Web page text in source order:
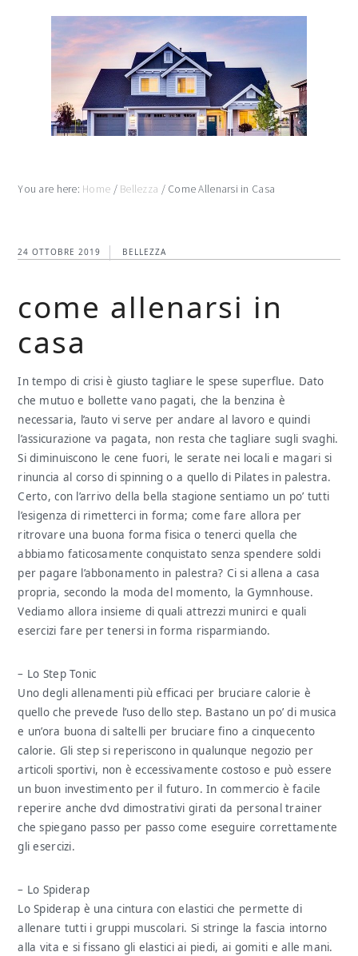
You are here: Home / Bellezza /Come Allenarsi in Casa
24 OTTOBRE 2019 BELLEZZA
come allenarsi in
casa
In tempo di crisi è giusto tagliare le spese superflue. Dato
che mutuo e bollette vano pagati, che la benzina è
necessaria, l’auto vi serve per andare al lavoro e quindi
l’assicurazione va pagata, non resta che tagliare sugli svaghi.
Si diminuiscono le cene fuori, le serate nei locali e magari si
rinuncia al corso di spinning o a quello di Pilates in palestra.
Certo, con l’arrivo della bella stagione sentiamo un po’ tutti
l’esigenza di rimetterci in forma; come fare allora per
ritrovare una buona forma fisica o tenerci quella che
abbiamo faticosamente conquistato senza spendere soldi
per pagare l’abbonamento in palestra? Ci si allena a casa
propria, secondo la moda del momento, la Gymnhouse.
Vediamo allora insieme di quali attrezzi munirci e quali
esercizi fare per tenersi in forma risparmiando.
– Lo Step Tonic
Uno degli allenamenti più efficaci per bruciare calorie è
quello che prevede l’uso dello step. Bastano un po’ di musica
e un’ora buona di saltelli per bruciare fino a cinquecento
calorie. Gli step si reperiscono in qualunque negozio per
articoli sportivi, non è eccessivamente costoso e può essere
un buon investimento per il futuro. In commercio è facile
reperire anche dvd dimostrativi girati da personal trainer
che spiegano passo per passo come eseguire correttamente
gli esercizi.
– Lo Spiderap
Lo Spiderap è una cintura con elastici che permette di
allenare tutti i gruppi muscolari. Si stringe la fascia intorno
alla vita e si fissano gli elastici ai piedi, ai gomiti e alle mani.